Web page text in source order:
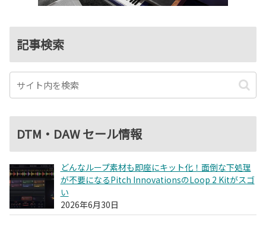
記事検索
DTM・DAW セール情報
どんなループ素材も即座にキット化！面倒な下処理
が不要になるPitch InnovationsのLoop 2 Kitがスゴ
い
2026年6月30日